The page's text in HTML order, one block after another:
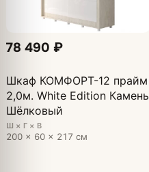
78 490 ₽
Шкаф КОМФОРТ-12 прайм
2,0м. White Edition Камень
Шёлковый
Ш × Г × В
200 × 60 × 217 см